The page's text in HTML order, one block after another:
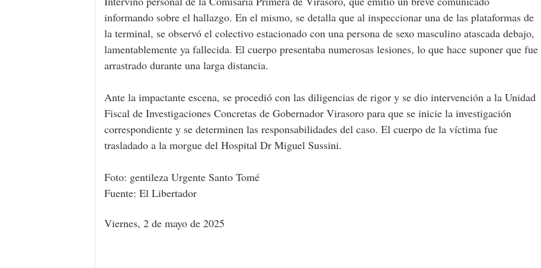
informando sobre el hallazgo. En el mismo, se detalla que al inspeccionar una de las plataformas de
la terminal, se observó el colectivo estacionado con una persona de sexo masculino atascada debajo,
lamentablemente ya fallecida. El cuerpo presentaba numerosas lesiones, lo que hace suponer que fue
arrastrado durante una larga distancia.
Ante la impactante escena, se procedió con las diligencias de rigor y se dio intervención a la Unidad
Fiscal de Investigaciones Concretas de Gobernador Virasoro para que se inicie la investigación
correspondiente y se determinen las responsabilidades del caso. El cuerpo de la víctima fue
trasladado a la morgue del Hospital Dr Miguel Sussini.
Foto: gentileza Urgente Santo Tomé
Fuente: El Libertador
Viernes, 2 de mayo de 2025